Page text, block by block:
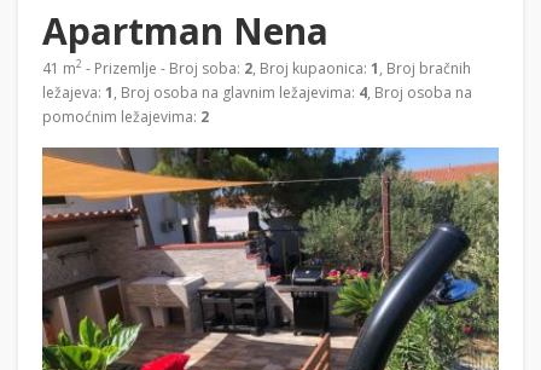
Apartman Nena
41 m2 - Prizemlje - Broj soba: 2, Broj kupaonica: 1, Broj bračnih
ležajeva: 1, Broj osoba na glavnim ležajevima: 4, Broj osoba na
pomoćnim ležajevima: 2